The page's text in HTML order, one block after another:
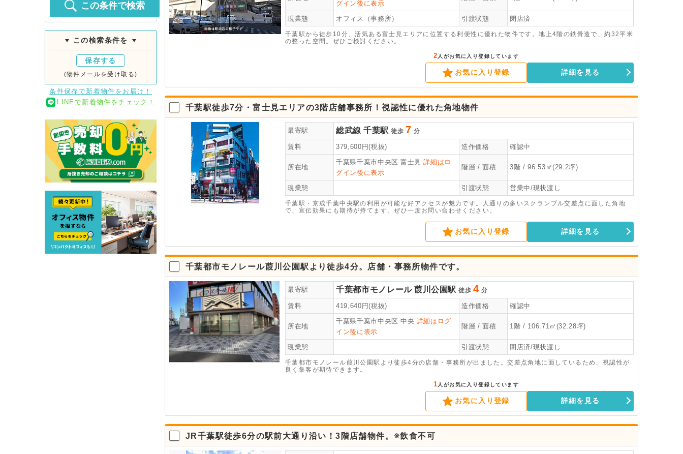
この条件で検索
この検索条件を
保存する
(物件メールを受け取る)
条件保存で新着物件をお届け！
LINEで新着物件をチェック！
グイン後に表示
現業態 オフィス（事務所） 引渡状態 閉店済
千葉駅から徒歩10分、活気ある富士見エリアに位置する利便性に優れた物件です。地上4階の鉄骨造で、約32平米
の整った空間。ぜひご検討ください。
2 人がお気に入り登録しています
お気に入り登録 詳細を見る
千葉駅徒歩7分・富士見エリアの3階店舗事務所！視認性に優れた角地物件
最寄駅 総武線 千葉駅 徒歩 7 分
賃料 379,600 円(税抜) 造作価格 確認中
所在地
千葉県千葉市中央区 富士見詳細はロ
グイン後に表示
階層 / 面積 3階 / 96.53㎡(29.2坪)
現業態 引渡状態 営業中/現状渡し
千葉駅・京成千葉中央駅の利用が可能な好アクセスが魅力です。人通りの多いスクランブル交差点に面した角地
で、宣伝効果にも期待が持てます。ぜひ一度お問い合わせください。
お気に入り登録 詳細を見る
千葉都市モノレール葭川公園駅より徒歩4分。店舗・事務所物件です。
最寄駅 千葉都市モノレール 葭川公園駅 徒歩 4 分
賃料 419,640 円(税抜) 造作価格 確認中
所在地
千葉県千葉市中央区 中央 詳細はログ
イン後に表示
階層 / 面積 1階 / 106.71㎡(32.28坪)
現業態 引渡状態 閉店済/現状渡し
千葉都市モノレール葭川公園駅より徒歩4分の店舗・事務所が出ました。交差点角地に面しているため、視認性が
良く集客が期待できます。
1 人がお気に入り登録しています
お気に入り登録 詳細を見る
JR千葉駅徒歩6分の駅前大通り沿い！3階店舗物件。※飲食不可